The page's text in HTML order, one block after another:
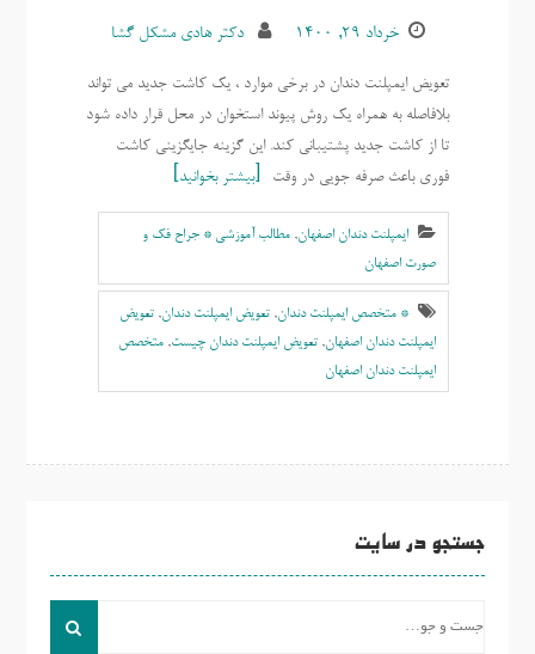
خرداد ۲۹, ۱۴۰۰ دکتر هادی مشکل گشا
تعویض ایمپلنت دندان در برخی موارد ، یک کاشت جدید می تواند
بلافاصله به همراه یک روش پیوند استخوان در محل قرار داده شود
تا از کاشت جدید پشتیبانی کند. این گزینه جایگزینی کاشت
فوری باعث صرفه جویی در وقت
بیشتر بخوانید
ایمپلنت دندان اصفهان, مطالب آموزشی * جراح فک و
صورت اصفهان
* متخصص ایمپلنت دندان, تعویض ایمپلنت دندان, تعویض
ایمپلنت دندان اصفهان, تعویض ایمپلنت دندان چیست, متخصص
ایمپلنت دندان اصفهان
جستجو در سایت